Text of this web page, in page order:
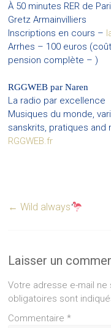
À 50 minutes RER de
Gretz Armainvilliers
Inscriptions en cours –
Arrhes – 100 euros
pension complète – )
RGGWEB par Naren
La radio par excellence
Musiques du monde,
sanskrits, pratiques and
RGGWEB.fr
← Wild always
Laisser un
Votre adresse e-mail ne
obligatoires sont
Commentaire*